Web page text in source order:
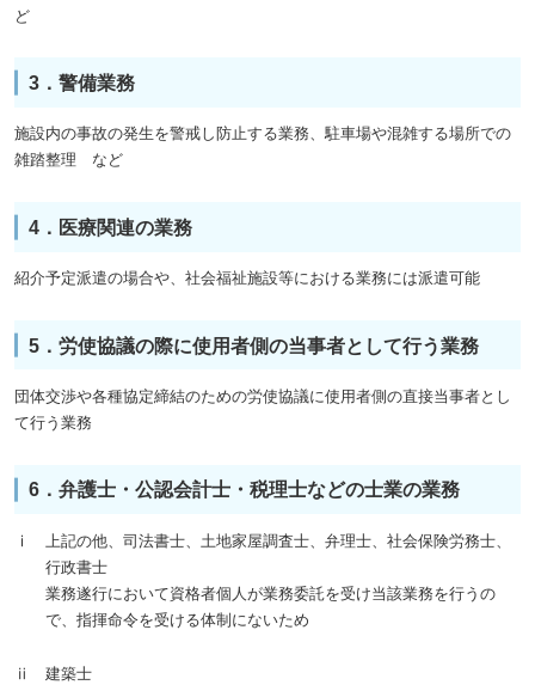
ど
3．警備業務
施設内の事故の発生を警戒し防止する業務、駐車場や混雑する場所での
雑踏整理 など
4．医療関連の業務
紹介予定派遣の場合や、社会福祉施設等における業務には派遣可能
5．労使協議の際に使用者側の当事者として行う業務
団体交渉や各種協定締結のための労使協議に使用者側の直接当事者とし
て行う業務
6．弁護士・公認会計士・税理士などの士業の業務
ⅰ 上記の他、司法書士、土地家屋調査士、弁理士、社会保険労務士、
行政書士
業務遂行において資格者個人が業務委託を受け当該業務を行うの
で、指揮命令を受ける体制にないため
ⅱ 建築士